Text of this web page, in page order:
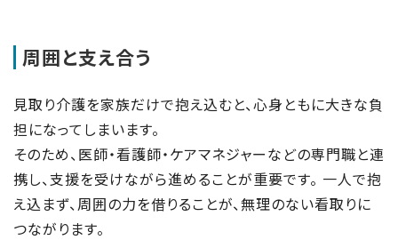
周囲と支え合う
見取り介護を家族だけで抱え込むと、心身ともに大きな負
担になってしまいます。
そのため、医師・看護師・ケアマネジャーなどの専門職と連
携し、支援を受けながら進めることが重要です。 一人で抱
え込まず、周囲の力を借りることが、無理のない看取りに
つながります。